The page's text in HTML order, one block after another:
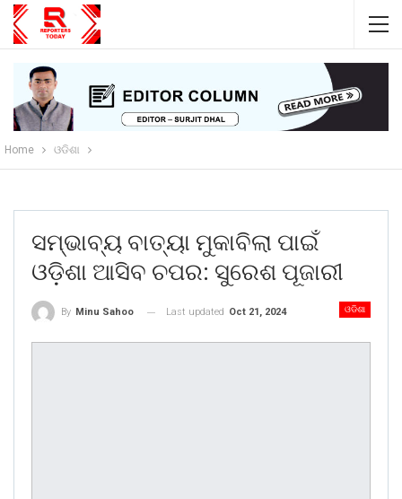
Home ଓଡିଶା
ସମ୍ଭାବ୍ୟ ବାତ୍ୟା ମୁକାବିଲା ପାଇଁ
ଓଡ଼ିଶା ଆସିବ ଚପର: ସୁରେଶ ପୂଜାରୀ
ଓଡିଶା
By Minu Sahoo Last updated Oct 21, 2024